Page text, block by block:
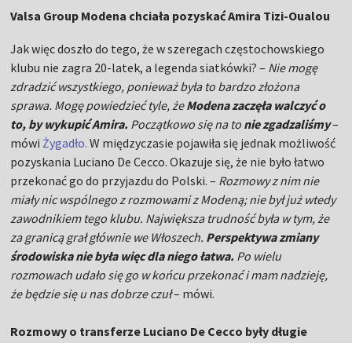
Valsa Group Modena chciała pozyskać Amira Tizi-Oualou
Jak więc doszło do tego, że w szeregach częstochowskiego
klubu nie zagra 20-latek, a legenda siatkówki? – Nie mogę
zdradzić wszystkiego, ponieważ była to bardzo złożona
sprawa. Mogę powiedzieć tyle, żeModena zaczęła walczyć o
to, by wykupić Amira. Początkowo się na to nie zgadzaliśmy–
mówi Żygadło. W międzyczasie pojawiła się jednak możliwość
pozyskania Luciano De Cecco. Okazuje się, że nie było łatwo
przekonać go do przyjazdu do Polski. – Rozmowy z nim nie
miały nic wspólnego z rozmowami z Modeną; nie był już wtedy
zawodnikiem tego klubu. Największa trudność była w tym, że
za granicą grał głównie we Włoszech. Perspektywa zmiany
środowiska nie była więc dla niego łatwa. Po wielu
rozmowach udało się go w końcu przekonać i mam nadzieję,
że będzie się u nas dobrze czuł– mówi.
Rozmowy o transferze Luciano De Cecco były długie